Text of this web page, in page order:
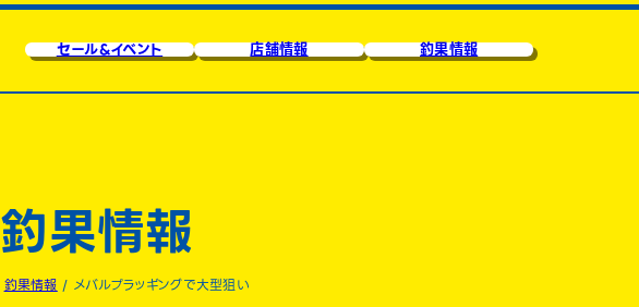
セール&イベント 店舗情報 釣果情報
釣果情報
釣果情報 / メバルプラッギングで大型狙い